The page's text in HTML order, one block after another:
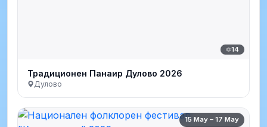
14
Традиционен Панаир Дулово 2026
Дулово
15 May – 17 May